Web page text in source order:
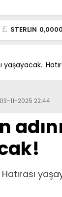
STERLIN 0,0000
yaşayacak..
11-2025 22:44